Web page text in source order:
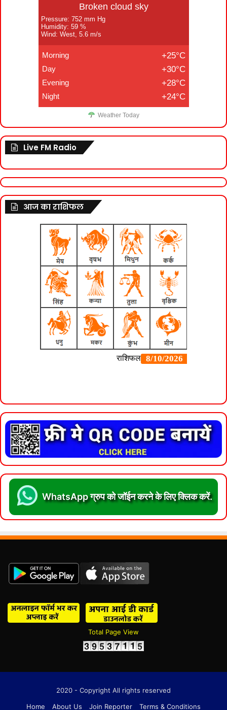
Broken cloud sky
Pressure: 752 mm Hg
Humidity: 59 %
Wind: West, 5.6 m/s
Morning +25°C
Day +30°C
Evening +28°C
Night +24°C
Weather Today
Live FM Radio
आज का राशिफल
WhatsApp ग्रुप को जॉईन करने के लिए क्लिक करें.
Total Page View
2020 - Copyright All rights reserved
Home
About Us Join Reporter Terms & Conditions